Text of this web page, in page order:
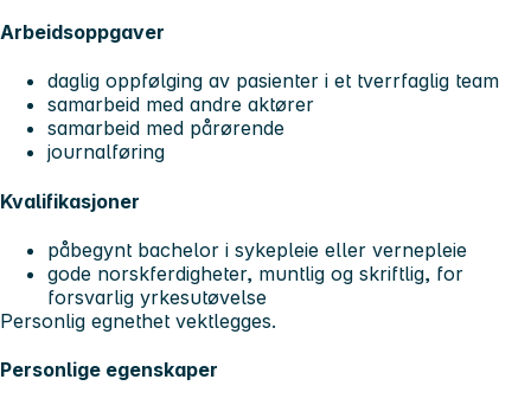
Arbeidsoppgaver
daglig oppfølging av pasienter i et tverrfaglig team
samarbeid med andre aktører
samarbeid med pårørende
journalføring
Kvalifikasjoner
påbegynt bachelor i sykepleie eller vernepleie
gode norskferdigheter, muntlig og skriftlig, for
forsvarlig yrkesutøvelse
Personlig egnethet vektlegges.
Personlige egenskaper